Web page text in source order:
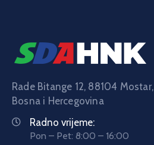
Rade Bitange 12, 88104 Mostar,
Bosna i Hercegovina
Radno vrijeme:
Pon – Pet: 8:00 – 16:00